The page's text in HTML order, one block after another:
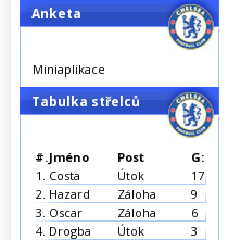
Anketa
Miniaplikace
Tabulka střelců
#.Jméno Post
G:
1. Costa Útok
17
2. Hazard Záloha
9
3. Oscar Záloha
6
4. Drogba Útok
3